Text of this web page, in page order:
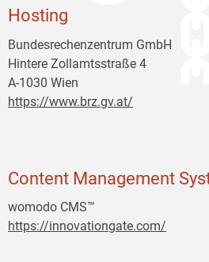
Hosting
Bundesrechenzentrum GmbH
Hintere Zollamtsstraße 4
A-1030 Wien
https://www.brz.gv.at/
Content Management
womodo CMS™
https://innovationgate.com/